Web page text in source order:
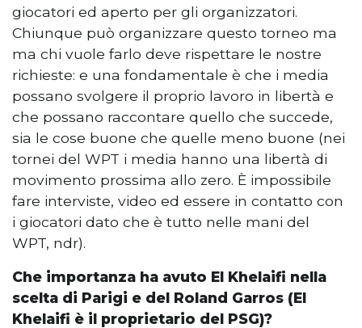
giocatori ed aperto per gli organizzatori.
Chiunque può organizzare questo torneo ma
ma chi vuole farlo deve rispettare le nostre
richieste: e una fondamentale è che i media
possano svolgere il proprio lavoro in libertà e
che possano raccontare quello che succede,
sia le cose buone che quelle meno buone (nei
tornei del WPT i media hanno una libertà di
movimento prossima allo zero. È impossibile
fare interviste, video ed essere in contatto con
i giocatori dato che è tutto nelle mani del
WPT, ndr).
Che importanza ha avuto El Khelaifi nella
scelta di Parigi e del Roland Garros (El
Khelaifi è il proprietario del PSG)?